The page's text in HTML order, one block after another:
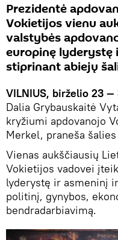
Prezidentė
Vokietijos vienu
valstybės
europinę lyderystę
stiprinant abiejų
VILNIUS, birželio 23 —
Dalia Grybauskaitė
kryžiumi apdovanojo
Merkel, praneša
Vienas aukščiausių
Vokietijos vadovei
lyderystę ir asmeninį
politinį, gynybos,
bendradarbiavimą.